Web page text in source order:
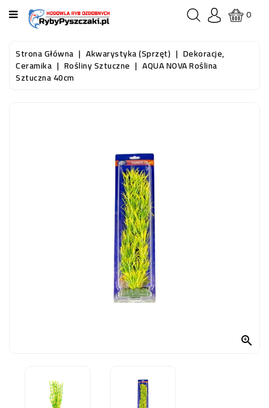
KATEGORIA
STRONA
GŁÓWNA
0
Strona Główna Akwarystyka (sprzęt) Dekoracje,
Ceramika Rośliny Sztuczne AQUA NOVA Roślina
Sztuczna 40cm
